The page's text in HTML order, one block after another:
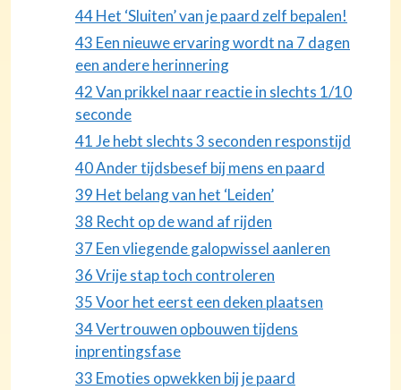
44 Het ‘Sluiten’ van je paard zelf bepalen!
43 Een nieuwe ervaring wordt na 7 dagen
een andere herinnering
42 Van prikkel naar reactie in slechts 1/10
seconde
41 Je hebt slechts 3 seconden responstijd
40 Ander tijdsbesef bij mens en paard
39 Het belang van het ‘Leiden’
38 Recht op de wand af rijden
37 Een vliegende galopwissel aanleren
36 Vrije stap toch controleren
35 Voor het eerst een deken plaatsen
34 Vertrouwen opbouwen tijdens
inprentingsfase
33 Emoties opwekken bij je paard